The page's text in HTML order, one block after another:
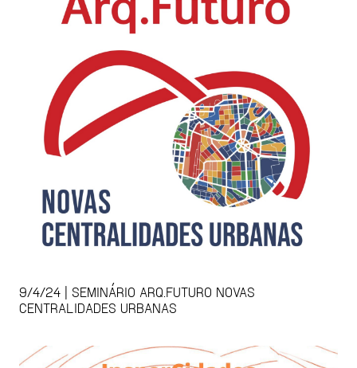
9/4/24 | SEMINÁRIO ARQ.FUTURO NOVAS
CENTRALIDADES URBANAS